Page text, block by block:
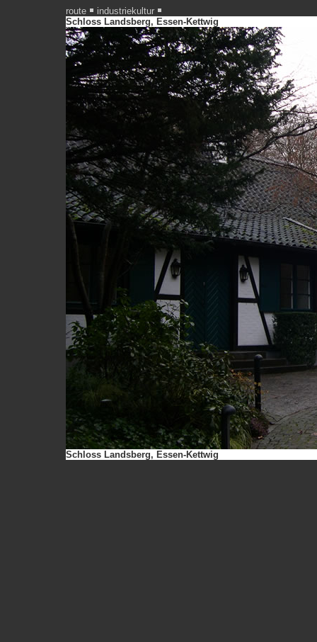
route
industriekultur
Schloss Landsberg, Essen-Kettwig
Schloss Landsberg, Essen-Kettwig